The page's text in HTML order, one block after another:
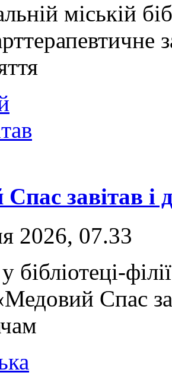
міській
завітав і
2026, 07.33
бібліотеці-
Спас